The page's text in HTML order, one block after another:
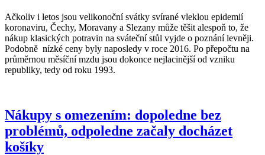
Ačkoliv i letos jsou velikonoční svátky svírané vleklou epidemií
koronaviru, Čechy, Moravany a Slezany může těšit alespoň to, že
nákup klasických potravin na sváteční stůl vyjde o poznání levněji.
Podobně nízké ceny byly naposledy v roce 2016. Po přepočtu na
průměrnou měsíční mzdu jsou dokonce nejlacinější od vzniku
republiky, tedy od roku 1993.
Nákupy s omezením: dopoledne bez
problémů, odpoledne začaly docházet
košíky